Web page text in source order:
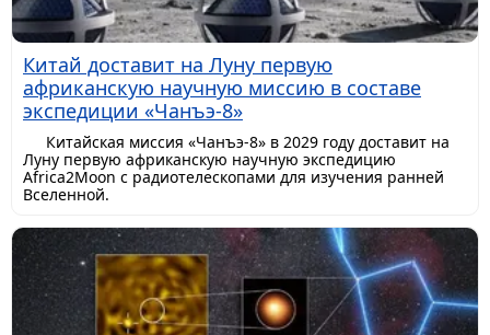
Китай доставит на Луну первую
африканскую научную миссию в составе
экспедиции «Чанъэ-8»
Китайская миссия «Чанъэ-8» в 2029 году доставит на
Луну первую африканскую научную экспедицию
Africa2Moon с радиотелескопами для изучения ранней
Вселенной.